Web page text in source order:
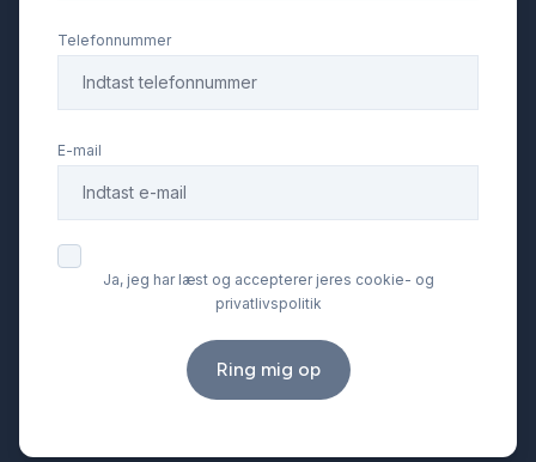
USB tilslutning
Telefonnummer
E-mail
Ja, jeg har læst og accepterer jeres cookie- og
privatlivspolitik
Ring mig op